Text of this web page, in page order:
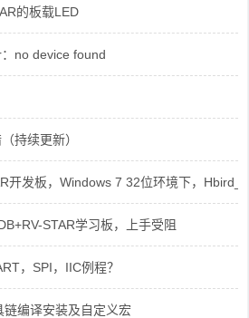
的板载LED
no device found
持续更新）
开发板，Windows 7 32位环境下，
STAR学习板，上手受阻
，SPI，IIC例程？
链编译安装及自定义宏